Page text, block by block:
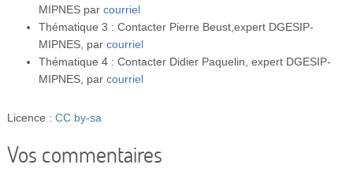
MIPNES par courriel
Thématique 3 : Contacter Pierre Beust,expert DGESIP-
MIPNES, par courriel
Thématique 4 : Contacter Didier Paquelin, expert DGESIP-
MIPNES, par courriel
Licence : CC by-sa
Vos commentaires